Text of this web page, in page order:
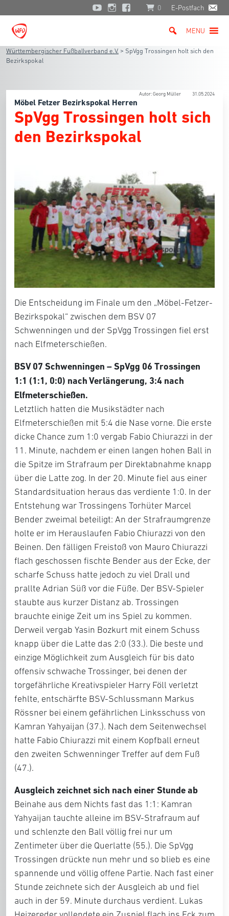
0 E-Postfach
MENU
Württembergischer Fußballverband e.V. > SpVgg Trossingen holt sich den
Bezirkspokal
Autor: Georg Müller 31.05.2024
Möbel Fetzer Bezirkspokal Herren
SpVgg Trossingen holt sich
den Bezirkspokal
Die Entscheidung im Finale um den „Möbel-Fetzer-
Bezirkspokal“ zwischen dem BSV 07
Schwenningen und der SpVgg Trossingen fiel erst
nach Elfmeterschießen.
BSV 07 Schwenningen – SpVgg 06 Trossingen
1:1 (1:1, 0:0) nach Verlängerung, 3:4 nach
Elfmeterschießen.
Letztlich hatten die Musikstädter nach
Elfmeterschießen mit 5:4 die Nase vorne. Die erste
dicke Chance zum 1:0 vergab Fabio Chiurazzi in der
11. Minute, nachdem er einen langen hohen Ball in
die Spitze im Strafraum per Direktabnahme knapp
über die Latte zog. In der 20. Minute fiel aus einer
Standardsituation heraus das verdiente 1:0. In der
Entstehung war Trossingens Torhüter Marcel
Bender zweimal beteiligt: An der Strafraumgrenze
holte er im Herauslaufen Fabio Chiurazzi von den
Beinen. Den fälligen Freistoß von Mauro Chiurazzi
flach geschossen fischte Bender aus der Ecke, der
scharfe Schuss hatte jedoch zu viel Drall und
prallte Adrian Süß vor die Füße. Der BSV-Spieler
staubte aus kurzer Distanz ab. Trossingen
brauchte einige Zeit um ins Spiel zu kommen.
Derweil vergab Yasin Bozkurt mit einem Schuss
knapp über die Latte das 2:0 (33.). Die beste und
einzige Möglichkeit zum Ausgleich für bis dato
offensiv schwache Trossinger, bei denen der
torgefährliche Kreativspieler Harry Föll verletzt
fehlte, entschärfte BSV-Schlussmann Markus
Rössner bei einem gefährlichen Linksschuss von
Kamran Yahyaijan (37.). Nach dem Seitenwechsel
hatte Fabio Chiurazzi mit einem Kopfball erneut
den zweiten Schwenninger Treffer auf dem Fuß
(47.).
Ausgleich zeichnet sich nach einer Stunde ab
Beinahe aus dem Nichts fast das 1:1: Kamran
Yahyaijan tauchte alleine im BSV-Strafraum auf
und schlenzte den Ball völlig frei nur um
Zentimeter über die Querlatte (55.). Die SpVgg
Trossingen drückte nun mehr und so blieb es eine
spannende und völlig offene Partie. Nach fast einer
Stunde zeichnete sich der Ausgleich ab und fiel
auch in der 59. Minute durchaus verdient. Lukas